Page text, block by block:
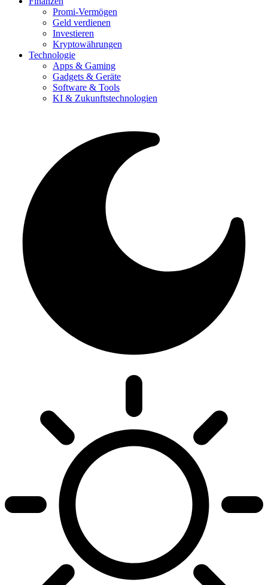
Promi-Vermögen
Geld verdienen
Investieren
Kryptowährungen
Technologie
Apps & Gaming
Gadgets & Geräte
Software & Tools
KI & Zukunftstechnologien